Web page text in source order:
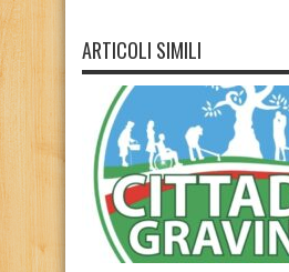
ARTICOLI SIMILI